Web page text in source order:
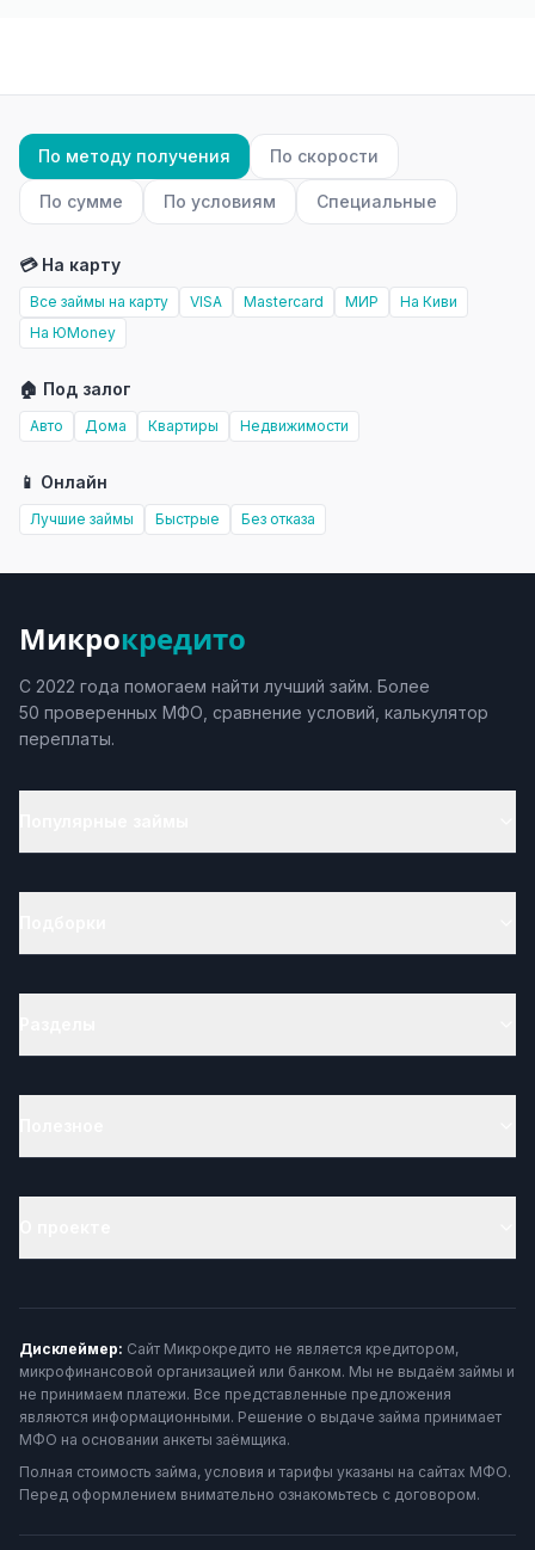
По методу получения По скорости
По сумме По условиям Специальные
💳 На карту
Все займы на карту VISA Mastercard МИР
На Киви
На ЮMoney
🏠 Под залог
Авто Дома Квартиры Недвижимости
📱 Онлайн
Лучшие займы Быстрые Без отказа
Микрокредито
С 2022 года помогаем найти лучший займ. Более
50 проверенных МФО, сравнение условий, калькулятор
переплаты.
Дисклеймер: Сайт Микрокредито не является кредитором,
микрофинансовой организацией или банком. Мы не выдаём займы и
не принимаем платежи. Все представленные предложения
являются информационными. Решение о выдаче займа принимает
МФО на основании анкеты заёмщика.
Полная стоимость займа, условия и тарифы указаны на сайтах МФО.
Перед оформлением внимательно ознакомьтесь с договором.